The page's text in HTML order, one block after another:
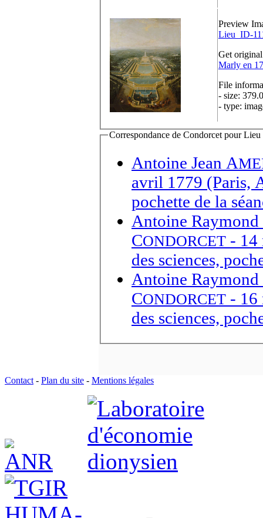
Preview
Lieu_ID-
Get
Marly en
File
- size:
- type:
Correspondance de Condorcet pour
Antoine Jean A
avril 1779 (Paris,
pochette de la
Antoine
CONDORCET - 14
des sciences,
Antoine
CONDORCET - 16
des sciences,
Contact - Plan du site - Mentions légales